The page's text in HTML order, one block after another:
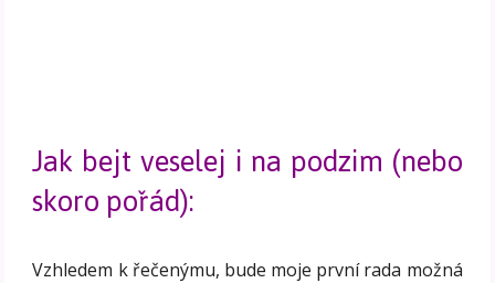
Jak bejt veselej i na podzim (nebo
skoro pořád):
Vzhledem k řečenýmu, bude moje první rada možná